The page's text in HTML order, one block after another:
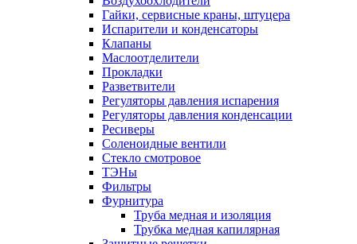
Гайки, сервисные краны, штуцера
Испарители и конденсаторы
Клапаны
Маслоотделители
Прокладки
Разветвители
Регуляторы давления испарения
Регуляторы давления конденсации
Ресиверы
Соленоидные вентили
Стекло смотровое
ТЭНы
Фильтры
Фурнитура
Труба медная и изоляция
Трубка медная капилярная